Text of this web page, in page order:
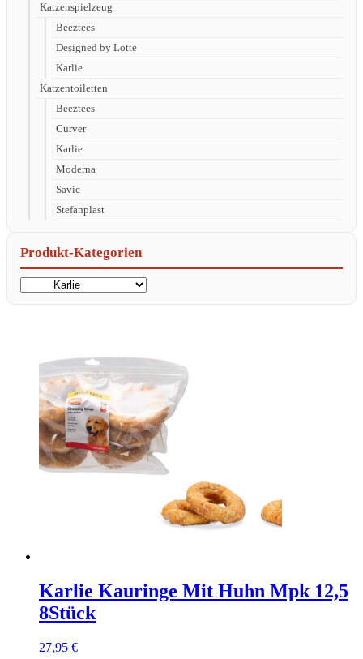
Katzenspielzeug
Beeztees
Designed by Lotte
Karlie
Katzentoiletten
Beeztees
Curver
Karlie
Moderna
Savic
Stefanplast
Produkt-Kategorien
Karlie Kauringe Mit Huhn Mpk 12,5
8Stück
27,95 €